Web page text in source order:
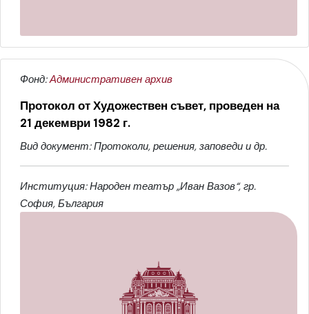
Фонд:Административен архив
Протокол от Художествен съвет, проведен на
21 декември 1982 г.
Вид документ: Протоколи, решения, заповеди и др.
Институция: Народен театър „Иван Вазов“, гр.
София, България